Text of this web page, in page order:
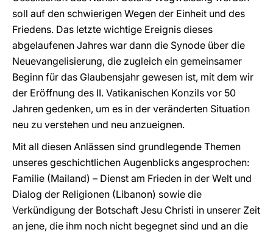
soll auf den schwierigen Wegen der Einheit und des
Friedens. Das letzte wichtige Ereignis dieses
abgelaufenen Jahres war dann die Synode über die
Neuevangelisierung, die zugleich ein gemeinsamer
Beginn für das Glaubensjahr gewesen ist, mit dem wir
der Eröffnung des II. Vatikanischen Konzils vor 50
Jahren gedenken, um es in der veränderten Situation
neu zu verstehen und neu anzueignen.
Mit all diesen Anlässen sind grundlegende Themen
unseres geschichtlichen Augenblicks angesprochen:
Familie (Mailand) – Dienst am Frieden in der Welt und
Dialog der Religionen (Libanon) sowie die
Verkündigung der Botschaft Jesu Christi in unserer Zeit
an jene, die ihm noch nicht begegnet sind und an die